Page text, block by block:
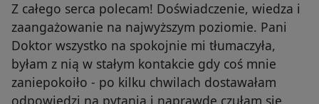
Z całego serca polecam! Doświadczenie, wiedza i
zaangażowanie na najwyższym poziomie. Pani
Doktor wszystko na spokojnie mi tłumaczyła,
byłam z nią w stałym kontakcie gdy coś mnie
zaniepokoiło - po kilku chwilach dostawałam